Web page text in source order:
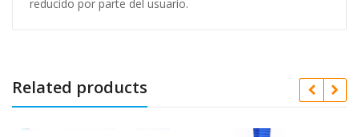
reducido por parte del usuario.
Related products